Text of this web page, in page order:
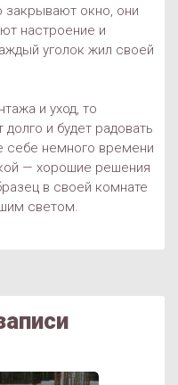
закрывают окно, они
настроение и
уголок жил своей
и уход, то
и будет радовать
себе немного времени
— хорошие решения
в своей комнате
светом.